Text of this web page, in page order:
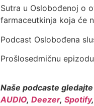
Sutra u Oslobođenoj o
farmaceutkinja koja će
Podcast Oslobođena
Prošlosedmičnu
Naše podcaste
AUDIO,Deezer,Spotify